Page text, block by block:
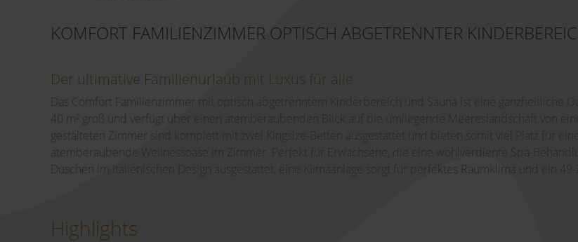
KOMFORT FAMILIENZIMMER OPTISCH ABGETRENNTER
Der ultimative Familienurlaub mit Luxus für alle
Das Comfort Familienzimmer mit optisch abgetrenntem Kinderbereich und Sauna ist eine ganzheitliche
40 m² groß und verfügt über einen atemberaubenden Blick auf die umliegende Meereslandschaft von
gestalteten Zimmer sind komplett mit zwei Kingsize-Betten ausgestattet und bieten somit viel Platz für
atemberaubende Wellnessoase im Zimmer. Perfekt für Erwachsene, die eine wohlverdiente Spa-
Duschen im italienischen Design ausgestattet, eine Klimaanlage sorgt für perfektes Raumklima und ein 49-
Highlights